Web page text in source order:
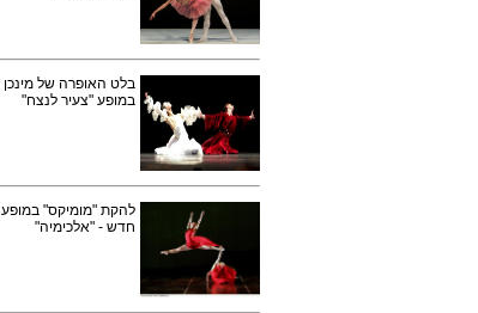
בלט האופרה של מינכן
במופע "צעיר לנצח"
להקת "מומיקס" במופע
חדש - "אלכימיה"